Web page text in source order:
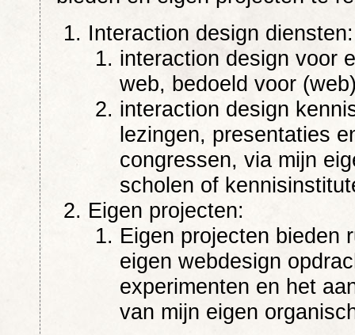
Interaction design diensten:
interaction design voor
web, bedoeld voor
interaction design
lezingen, presentaties
congressen, via mijn
scholen of
Eigen projecten:
Eigen projecten bieden
eigen webdesign
experimenten en het
van mijn eigen